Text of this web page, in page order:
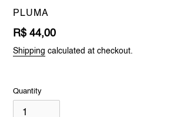
VENDOR
PLUMA
Regular
price
R$ 44,00
Shipping calculated at checkout.
Quantity